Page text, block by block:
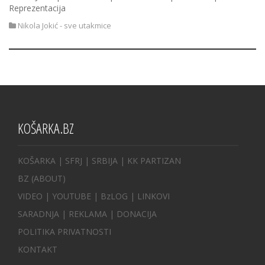
Reprezentacija
Nikola Jokić - sve utakmice
KOŠARKA.BZ
KOŠARKA | SFRJ | SRBIJA | KK PARTIZAN
BZ (ABOUT)
VIDEO | YOUTUBE | BzLOG | LINKOVI
SARADNJA | REKLAMA | DONACIJA
POLITIKA PRIVATNOSTI
KONTAKT